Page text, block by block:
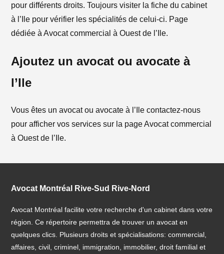
pour différents droits. Toujours visiter la fiche du cabinet
à l’Ile pour vérifier les spécialités de celui-ci. Page
dédiée à Avocat commercial à Ouest de l’Ile.
Ajoutez un avocat ou avocate à
l’Ile
Vous êtes un avocat ou avocate à l’Ile contactez-nous
pour afficher vos services sur la page Avocat commercial
à Ouest de l’Ile.
Avocat Montréal Rive-Sud Rive-Nord
Avocat Montréal facilite votre recherche d'un cabinet dans votre
région. Ce répertoire permettra de trouver un avocat en
quelques clics. Plusieurs droits et spécialisations: commercial,
affaires, civil, criminel, immigration, immobilier, droit familial et